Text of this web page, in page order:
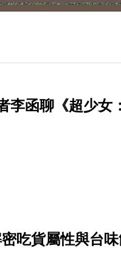
李函聊《超少女
吃貨屬性與台